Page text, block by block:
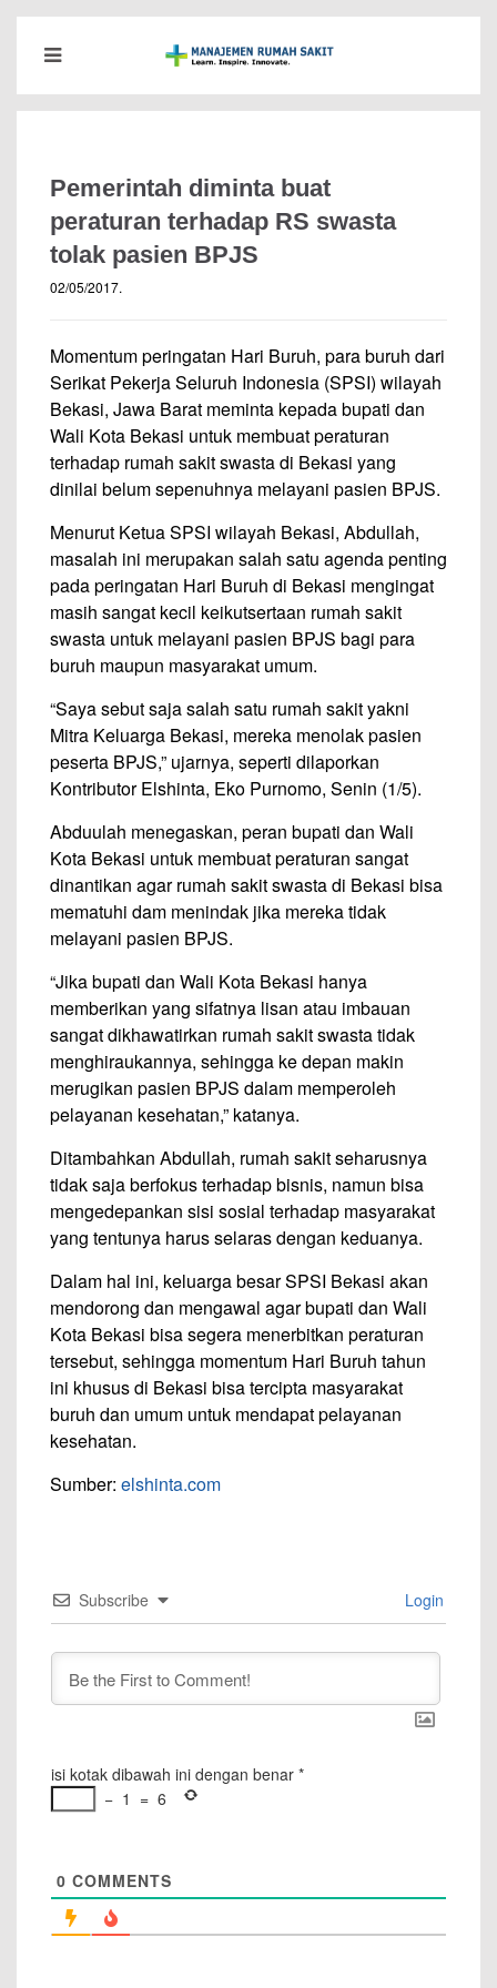
Pemerintah diminta buat
peraturan terhadap RS swasta
tolak pasien BPJS
02/05/2017.
Momentum peringatan Hari Buruh, para buruh dari
Serikat Pekerja Seluruh Indonesia (SPSI) wilayah
Bekasi, Jawa Barat meminta kepada bupati dan
Wali Kota Bekasi untuk membuat peraturan
terhadap rumah sakit swasta di Bekasi yang
dinilai belum sepenuhnya melayani pasien BPJS.
Menurut Ketua SPSI wilayah Bekasi, Abdullah,
masalah ini merupakan salah satu agenda penting
pada peringatan Hari Buruh di Bekasi mengingat
masih sangat kecil keikutsertaan rumah sakit
swasta untuk melayani pasien BPJS bagi para
buruh maupun masyarakat umum.
“Saya sebut saja salah satu rumah sakit yakni
Mitra Keluarga Bekasi, mereka menolak pasien
peserta BPJS,” ujarnya, seperti dilaporkan
Kontributor Elshinta, Eko Purnomo, Senin (1/5).
Abduulah menegaskan, peran bupati dan Wali
Kota Bekasi untuk membuat peraturan sangat
dinantikan agar rumah sakit swasta di Bekasi bisa
mematuhi dam menindak jika mereka tidak
melayani pasien BPJS.
“Jika bupati dan Wali Kota Bekasi hanya
memberikan yang sifatnya lisan atau imbauan
sangat dikhawatirkan rumah sakit swasta tidak
menghiraukannya, sehingga ke depan makin
merugikan pasien BPJS dalam memperoleh
pelayanan kesehatan,” katanya.
Ditambahkan Abdullah, rumah sakit seharusnya
tidak saja berfokus terhadap bisnis, namun bisa
mengedepankan sisi sosial terhadap masyarakat
yang tentunya harus selaras dengan keduanya.
Dalam hal ini, keluarga besar SPSI Bekasi akan
mendorong dan mengawal agar bupati dan Wali
Kota Bekasi bisa segera menerbitkan peraturan
tersebut, sehingga momentum Hari Buruh tahun
ini khusus di Bekasi bisa tercipta masyarakat
buruh dan umum untuk mendapat pelayanan
kesehatan.
Sumber: elshinta.com
Subscribe Login
isi kotak dibawah ini dengan benar *
− 1 = 6
0 COMMENTS